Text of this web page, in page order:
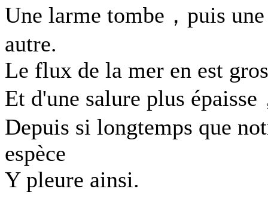
Une larme tombe，puis une
autre.
Le flux de la mer en est
Et d'une salure plus épaisse
Depuis si longtemps que
espèce
Y pleure ainsi.